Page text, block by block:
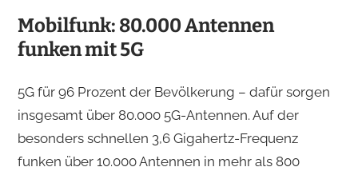
Mobilfunk: 80.000 Antennen
funken mit 5G
5G für 96 Prozent der Bevölkerung – dafür sorgen
insgesamt über 80.000 5G-Antennen. Auf der
besonders schnellen 3,6 Gigahertz-Frequenz
funken über 10.000 Antennen in mehr als 800